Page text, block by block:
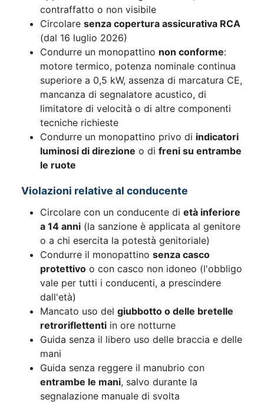
contraffatto o non visibile
Circolare senza copertura assicurativa RCA
(dal 16 luglio 2026)
Condurre un monopattino non conforme:
motore termico, potenza nominale continua
superiore a 0,5 kW, assenza di marcatura CE,
mancanza di segnalatore acustico, di
limitatore di velocità o di altre componenti
tecniche richieste
Condurre un monopattino privo di indicatori
luminosi di direzione o di freni su entrambe
le ruote
Violazioni relative al conducente
Circolare con un conducente di età inferiore
a 14 anni (la sanzione è applicata al genitore
o a chi esercita la potestà genitoriale)
Condurre il monopattino senza casco
protettivo o con casco non idoneo (l'obbligo
vale per tutti i conducenti, a prescindere
dall'età)
Mancato uso del giubbotto o delle bretelle
retroriflettenti in ore notturne
Guida senza il libero uso delle braccia e delle
mani
Guida senza reggere il manubrio con
entrambe le mani, salvo durante la
segnalazione manuale di svolta